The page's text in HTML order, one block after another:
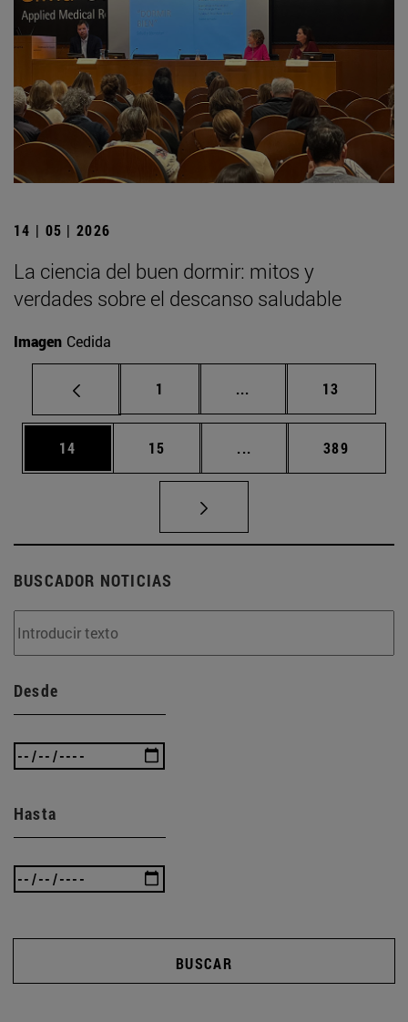
14 | 05 | 2026
La ciencia del buen dormir: mitos y
verdades sobre el descanso saludable
Imagen Cedida
Página
1 ... Páginas intermedias
Página
13
Página
14 Página
15 ... Páginas intermedias
Página
389
BUSCADOR NOTICIAS
Desde
Hasta
BUSCAR